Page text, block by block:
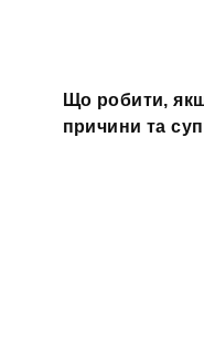
Що робити,
причини та